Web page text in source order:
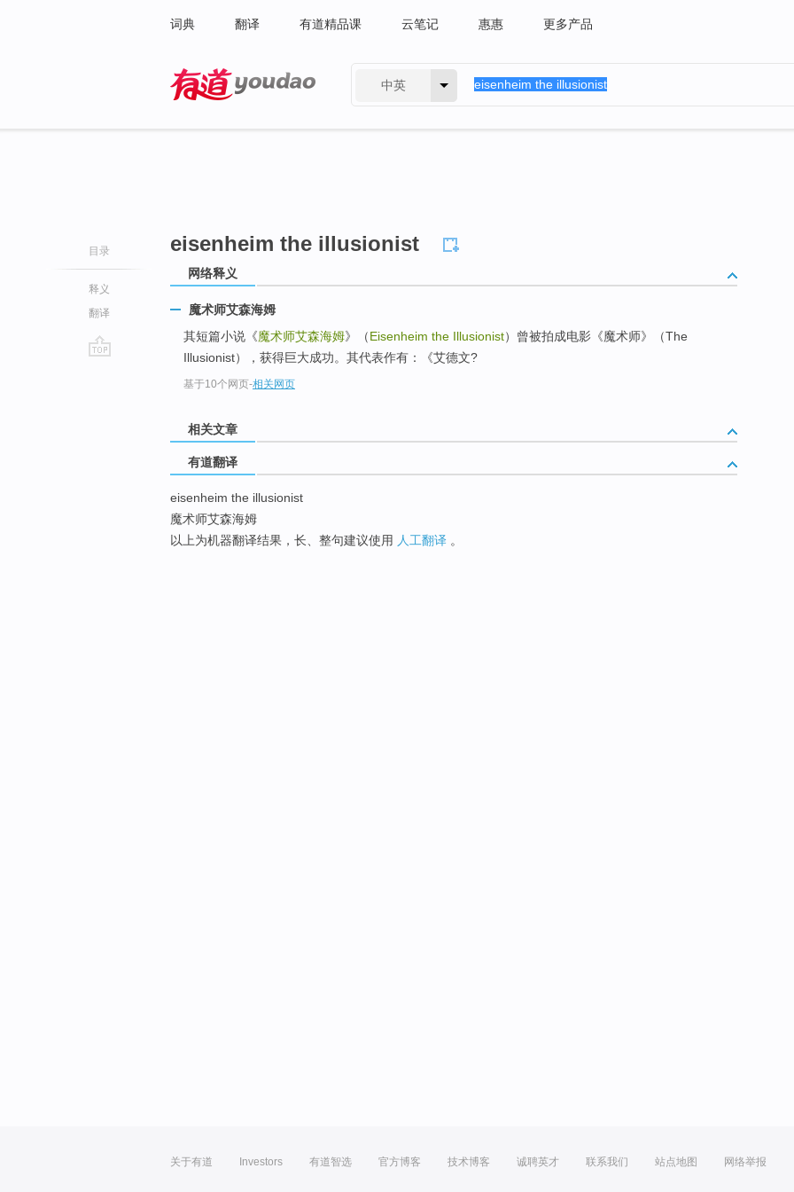
词典 翻译 有道精品课 云笔记 惠惠 更多产品
中英
目录
释义
翻译
eisenheim the illusionist
网络释义
魔术师艾森海姆
其短篇小说《魔术师艾森海姆》（Eisenheim the Illusionist）曾被拍成电影《魔术师》（The
Illusionist），获得巨大成功。其代表作有：《艾德文?
基于10个网页-相关网页
相关文章
有道翻译
eisenheim the illusionist
魔术师艾森海姆
以上为机器翻译结果，长、整句建议使用 人工翻译 。
关于有道 Investors 有道智选 官方博客 技术博客 诚聘英才 联系我们 站点地图 网络举报